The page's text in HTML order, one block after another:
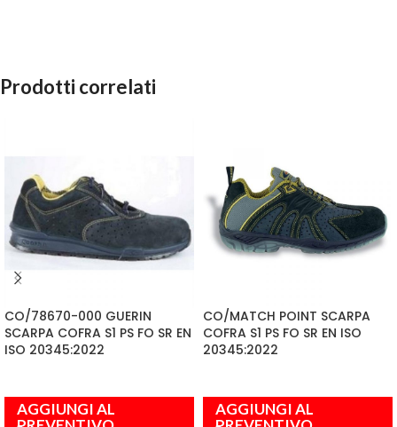
Prodotti correlati
CO/78670-000 GUERIN
SCARPA COFRA S1 PS FO SR EN
ISO 20345:2022
AGGIUNGI AL
CO/MATCH POINT SCARPA
COFRA S1 PS FO SR EN ISO
20345:2022
AGGIUNGI AL